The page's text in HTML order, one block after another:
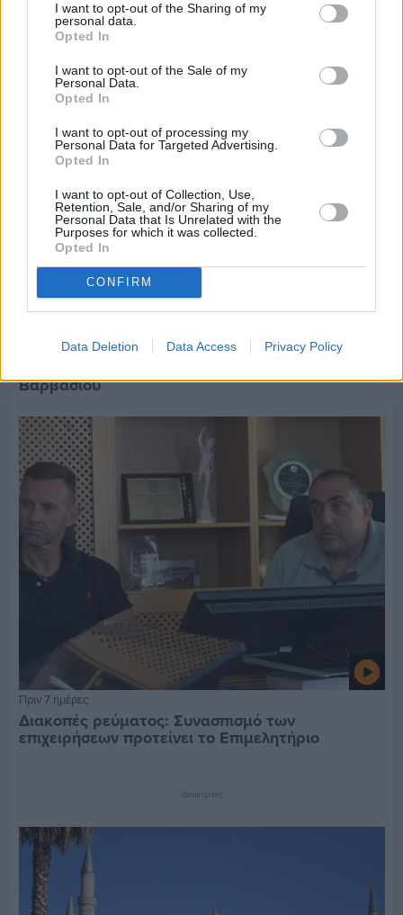
I want to opt-out of the Sharing of my
personal data.
Opted In
I want to opt-out of the Sale of my
Personal Data.
Opted In
I want to opt-out of processing my
Personal Data for Targeted Advertising.
Opted In
I want to opt-out of Collection, Use,
Retention, Sale, and/or Sharing of my
Personal Data that Is Unrelated with the
Purposes for which it was collected.
Opted In
CONFIRM
Data Deletion Data Access Privacy Policy
Τρίτος στη σφαιροβολία στη διεθνή συνάντηση
Ελλάδας–Κύπρου Κ18 ο Δημήτρης Τέλλιος
Πριν 7 ημέρες
Βαρβασίου
Πριν 7 ημέρες
Διακοπές ρεύματος: Συνασπισμό των
επιχειρήσεων προτείνει το Επιμελητήριο
Διαφήμιση